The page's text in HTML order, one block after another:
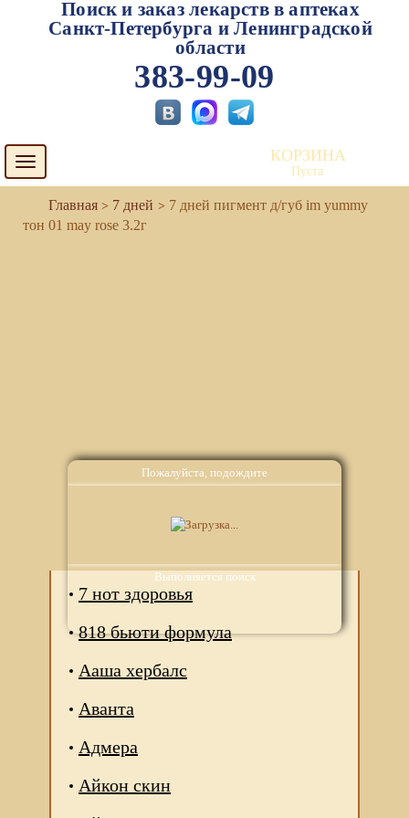
Пожалуйста, подождите
Выполняется поиск
Поиск и заказ лекарств в аптеках
Санкт-Петербурга и Ленинградской
области
383-99-09
Toggle
navigation
КОРЗИНА
Пуста
7 дней
7 дней пигмент д/губ im yummy
тон 01 may rose 3.2г
7 нот здоровья
818 бьюти формула
Ааша хербалс
Аванта
Адмера
Айкон скин